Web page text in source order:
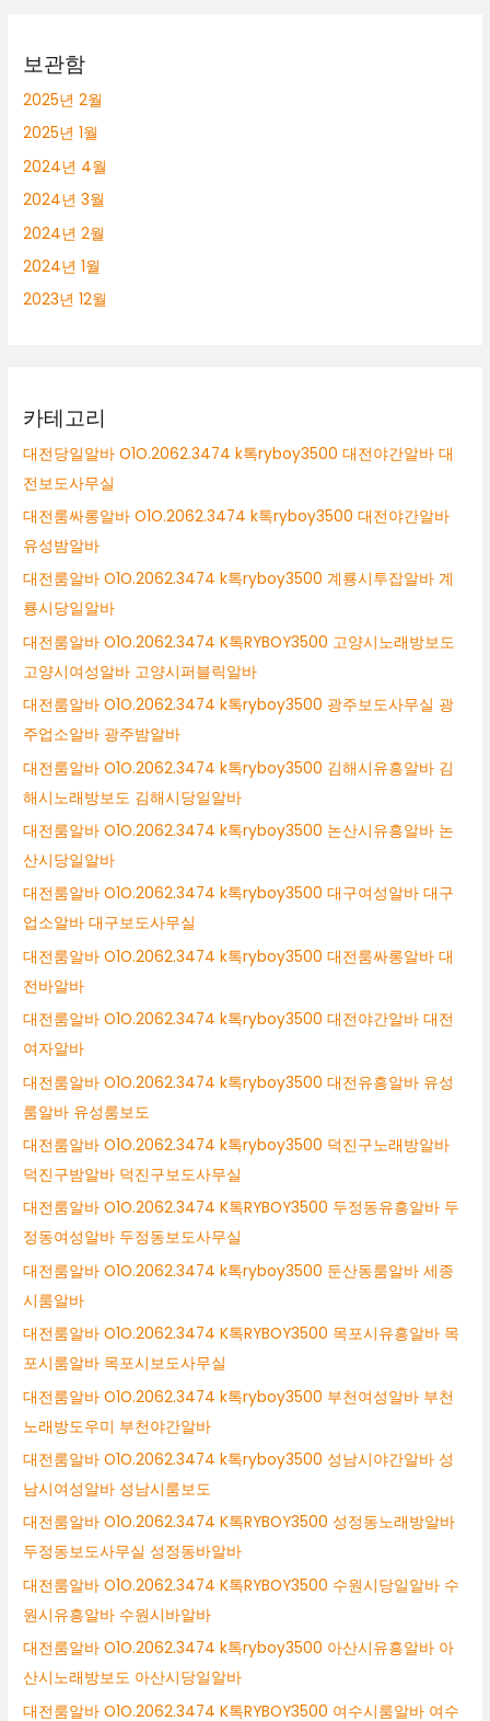
보관함
2025년 2월
2025년 1월
2024년 4월
2024년 3월
2024년 2월
2024년 1월
2023년 12월
카테고리
대전당일알바 O1O.2062.3474 k톡ryboy3500 대전야간알바 대
전보도사무실
대전룸싸롱알바 O1O.2062.3474 k톡ryboy3500 대전야간알바
유성밤알바
대전룸알바 O1O.2062.3474 k톡ryboy3500 계룡시투잡알바 계
룡시당일알바
대전룸알바 O1O.2062.3474 K톡RYBOY3500 고양시노래방보도
고양시여성알바 고양시퍼블릭알바
대전룸알바 O1O.2062.3474 k톡ryboy3500 광주보도사무실 광
주업소알바 광주밤알바
대전룸알바 O1O.2062.3474 k톡ryboy3500 김해시유흥알바 김
해시노래방보도 김해시당일알바
대전룸알바 O1O.2062.3474 k톡ryboy3500 논산시유흥알바 논
산시당일알바
대전룸알바 O1O.2062.3474 k톡ryboy3500 대구여성알바 대구
업소알바 대구보도사무실
대전룸알바 O1O.2062.3474 k톡ryboy3500 대전룸싸롱알바 대
전바알바
대전룸알바 O1O.2062.3474 k톡ryboy3500 대전야간알바 대전
여자알바
대전룸알바 O1O.2062.3474 k톡ryboy3500 대전유흥알바 유성
룸알바 유성룸보도
대전룸알바 O1O.2062.3474 k톡ryboy3500 덕진구노래방알바
덕진구밤알바 덕진구보도사무실
대전룸알바 O1O.2062.3474 K톡RYBOY3500 두정동유흥알바 두
정동여성알바 두정동보도사무실
대전룸알바 O1O.2062.3474 k톡ryboy3500 둔산동룸알바 세종
시룸알바
대전룸알바 O1O.2062.3474 K톡RYBOY3500 목포시유흥알바 목
포시룸알바 목포시보도사무실
대전룸알바 O1O.2062.3474 k톡ryboy3500 부천여성알바 부천
노래방도우미 부천야간알바
대전룸알바 O1O.2062.3474 k톡ryboy3500 성남시야간알바 성
남시여성알바 성남시룸보도
대전룸알바 O1O.2062.3474 K톡RYBOY3500 성정동노래방알바
두정동보도사무실 성정동바알바
대전룸알바 O1O.2062.3474 K톡RYBOY3500 수원시당일알바 수
원시유흥알바 수원시바알바
대전룸알바 O1O.2062.3474 k톡ryboy3500 아산시유흥알바 아
산시노래방보도 아산시당일알바
대전룸알바 O1O.2062.3474 K톡RYBOY3500 여수시룸알바 여수